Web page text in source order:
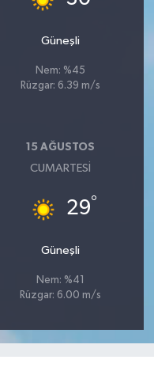
Güneşli
Nem: %45
Rüzgar: 6.39 m/s
15 AĞUSTOS
CUMARTESI
29°
Güneşli
Nem: %41
Rüzgar: 6.00 m/s